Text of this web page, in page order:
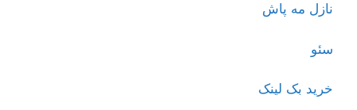
نازل مه پاش
سئو
خرید بک لینک